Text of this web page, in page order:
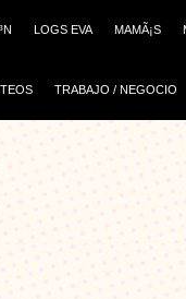
LOGS EVA MAMÃ¡S
TRABAJO / NEGOCIO